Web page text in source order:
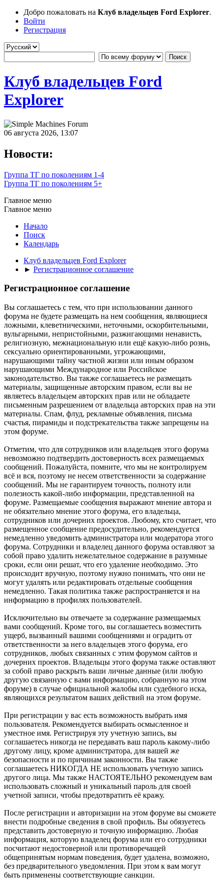
Добро пожаловать на Клуб владельцев Ford Explorer.
Войти
Регистрация
Клуб владельцев Ford
Explorer
06 августа 2026, 13:07
Новости:
Группа ТГ по поколениям 1-4
Группа ТГ по поколениям 5+
Главное меню
Главное меню
Начало
Поиск
Календарь
Клуб владельцев Ford Explorer
► Регистрационное соглашение
Регистрационное соглашение
Вы соглашаетесь с тем, что при использовании данного
форума не будете размещать на нем сообщения, являющиеся
ложными, клеветническими, неточными, оскорбительными,
вульгарными, непристойными, разжигающими ненависть,
религиозную, межнациональную или ещё какую-либо рознь,
сексуально ориентированными, угрожающими,
нарушающими тайну частной жизни или иным образом
нарушающими Международное или Российское
законодательство. Вы также соглашаетесь не размещать
материалы, защищенные авторским правом, если вы не
являетесь владельцем авторских прав или не обладаете
письменным разрешением от владельца авторских прав на эти
материалы. Спам, флуд, рекламные объявления, письма
счастья, пирамиды и подстрекательства также запрещены на
этом форуме.
Отметим, что для сотрудников или владельцев этого форума
невозможно подтвердить достоверность всех размещаемых
сообщений. Пожалуйста, помните, что мы не контролируем
всё и вся, поэтому не несем ответственности за содержание
сообщений. Мы не гарантируем точность, полноту или
полезность какой-либо информации, представленной на
форуме. Размещаемые сообщения выражают мнение автора и
не обязательно мнение этого форума, его владельца,
сотрудников или дочерних проектов. Любому, кто считает, что
размещенное сообщение предосудительно, рекомендуется
немедленно уведомить администратора или модератора этого
форума. Сотрудники и владелец данного форума оставляют за
собой право удалить нежелательное содержание в разумные
сроки, если они решат, что его удаление необходимо. Это
происходит вручную, поэтому нужно понимать, что они не
могут удалять или редактировать отдельные сообщения
немедленно. Такая политика также распространяется и на
информацию в профилях пользователей.
Исключительно вы отвечаете за содержание размещаемых
вами сообщений. Кроме того, вы соглашаетесь возместить
ущерб, вызванный вашими сообщениями и оградить от
ответственности за него владельцев этого форума, его
сотрудников, любых связанных с этим форумом сайтов и
дочерних проектов. Владельцы этого форума также оставляют
за собой право раскрыть ваши личные данные (или любую
другую связанную с вами информацию, собранную на этом
форуме) в случае официальной жалобы или судебного иска,
являющихся результатом ваших действий на этом форуме.
При регистрации у вас есть возможность выбрать имя
пользователя. Рекомендуется выбирать осмысленное и
уместное имя. Регистрируя эту учетную запись, вы
соглашаетесь никогда не передавать ваш пароль какому-либо
другому лицу, кроме администратора, для вашей же
безопасности и по причинам законности. Вы также
соглашаетесь НИКОГДА НЕ использовать учетную запись
другого лица. Мы также НАСТОЯТЕЛЬНО рекомендуем вам
использовать сложный и уникальный пароль для своей
учетной записи, чтобы предотвратить её кражу.
После регистрации и авторизации на этом форуме вы сможете
внести подробные сведения в свой профиль. Вы обязуетесь
представить достоверную и точную информацию. Любая
информация, которую владелец форума или его сотрудники
посчитают недостоверной или противоречащей
общепринятым нормам поведения, будет удалена, возможно,
без предварительного уведомления. При этом к вам могут
быть применены соответствующие санкции.